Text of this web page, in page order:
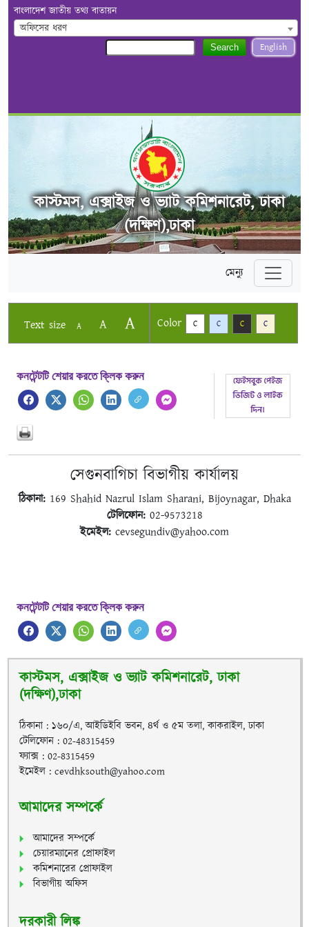
বাংলাদেশ জাতীয় তথ্য বাতায়ন
অফিসের ধরণ
English
Search
কাস্টমস, এক্সাইজ ও ভ্যাট কমিশনারেট, ঢাকা
(দক্ষিণ),ঢাকা
মেন্যু
Text size A A A Color C C C C
কনটেন্টটি শেয়ার করতে ক্লিক করুন
সেগুনবাগিচা বিভাগীয় কার্যালয়
ঠিকানা:169 Shahid Nazrul Islam Sharani, Bijoynagar, Dhaka
টেলিফোন:02-9573218
ইমেইল: cevsegundiv@yahoo.com
কনটেন্টটি শেয়ার করতে ক্লিক করুন
কাস্টমস, এক্সাইজ ও ভ্যাট কমিশনারেট, ঢাকা
(দক্ষিণ),ঢাকা
ঠিকানা : ১৬০/এ, আইডিইবি ভবন, ৪র্থ ও ৫ম তলা, কাকরাইল, ঢাকা
টেলিফোন : 02-48315459
ফ্যাক্স : 02-8315459
ইমেইল : cevdhksouth@yahoo.com
আমাদের সম্পর্কে
আমাদের সম্পর্কে
চেয়ারম্যানের প্রোফাইল
কমিশনারের প্রোফাইল
বিভাগীয় অফিস
দরকারী লিঙ্ক